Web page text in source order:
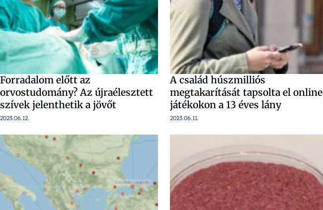
Forradalom előtt az
orvostudomány? Az újraélesztett
szívek jelenthetik a jövőt
2023.06.12.
A család húszmilliós
megtakarítását tapsolta el online
játékokon a 13 éves lány
2023.06.11.